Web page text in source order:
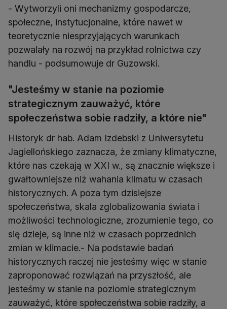
- Wytworzyli oni mechanizmy gospodarcze,
społeczne, instytucjonalne, które nawet w
teoretycznie niesprzyjających warunkach
pozwalały na rozwój na przykład rolnictwa czy
handlu - podsumowuje dr Guzowski.
"Jesteśmy w stanie na poziomie
strategicznym zauważyć, które
społeczeństwa sobie radziły, a które nie"
Historyk dr hab. Adam Izdebski z Uniwersytetu
Jagiellońskiego zaznacza, że zmiany klimatyczne,
które nas czekają w XXI w., są znacznie większe i
gwałtowniejsze niż wahania klimatu w czasach
historycznych. A poza tym dzisiejsze
społeczeństwa, skala zglobalizowania świata i
możliwości technologiczne, zrozumienie tego, co
się dzieje, są inne niż w czasach poprzednich
zmian w klimacie.- Na podstawie badań
historycznych raczej nie jesteśmy więc w stanie
zaproponować rozwiązań na przyszłość, ale
jesteśmy w stanie na poziomie strategicznym
zauważyć, które społeczeństwa sobie radziły, a